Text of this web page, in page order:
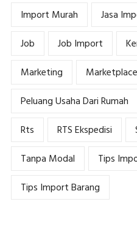
Import Murah
Jasa
Job
Job Import
Marketing
Marketplace
Peluang Usaha Dari Rumah
Rts
RTS Ekspedisi
Tanpa Modal
Tips
Tips Import Barang